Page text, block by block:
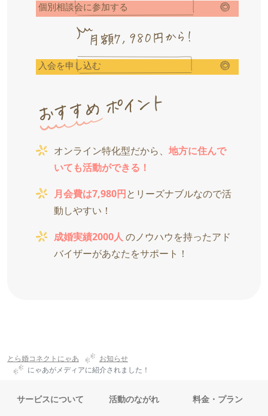
個別相談会に参加する
入会を申し込む
オンライン特化型だから、 地方に住んで
いても活動ができる！
月会費は7,980円とリーズナブルなので活
動しやすい！
成婚実績2000人 のノウハウを持ったアド
バイザーがあなたをサポート！
とら婚コネクトにゃあ
お知らせ
にゃあがメディアに紹介されました！
サービスについて 活動のながれ 料金・プラン